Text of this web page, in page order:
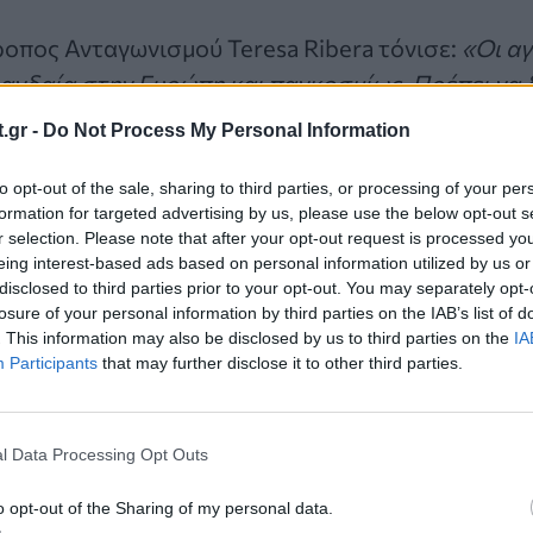
- Do Not Process My Personal Information
opt-out of the sale, sharing to third parties, or processing of your
for targeted advertising by us, please use the below opt-out
selection. Please note that after your opt-out request is processed
interest-based ads based on personal information utilized by us
to third parties prior to your opt-out. You may separately
of your personal information by third parties on the IAB’s list of
This information may also be disclosed by us to third parties on the
Participants that may further disclose it to other third parties.
Data Processing Opt Outs
opt-out of the Sharing of my personal data.
Ανταγωνισμού Teresa Ribera τόνισε: «Οι
στην Ευρώπη και παγκοσμίως. Πρέπει να
πολίτες και οι επιχειρήσεις θα επωφεληθούν
της δύναμής τους για να αποκλείσουν
άρθρα